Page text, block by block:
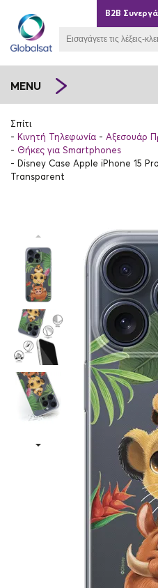
B2B
MENU
Σπίτι
Κινητή Τηλεφωνία
Αξεσουάρ
Θήκες για Smartphones
Disney Case Apple iPhone 15
Transparent